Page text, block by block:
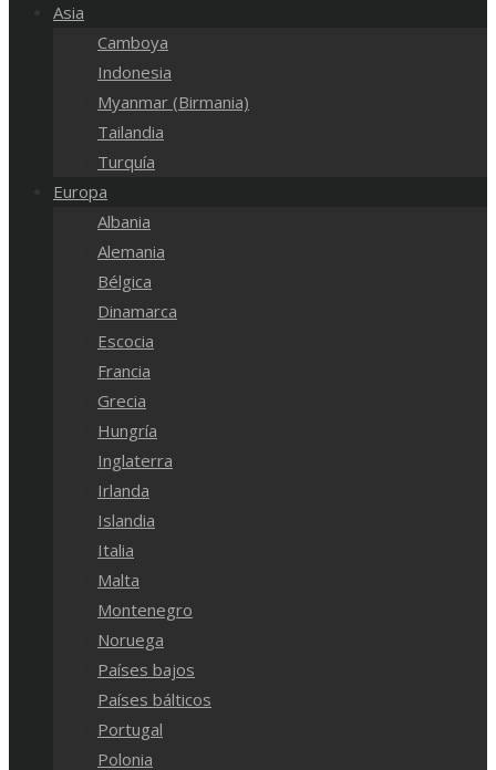
Asia
Camboya
Indonesia
Myanmar (Birmania)
Tailandia
Turquía
Europa
Albania
Alemania
Bélgica
Dinamarca
Escocia
Francia
Grecia
Hungría
Inglaterra
Irlanda
Islandia
Italia
Malta
Montenegro
Noruega
Países bajos
Países bálticos
Portugal
Polonia